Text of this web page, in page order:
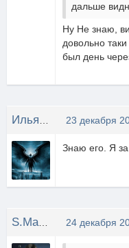
дальше
Ну Не знаю,
довольно
был день
23 декабря
Знаю его. Я за.
24 декабря